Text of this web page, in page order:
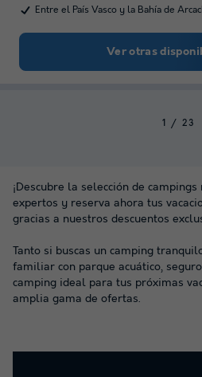
Entre el País Vasco y la Bahía de
Ver otras
1 2 3
¡Descubre la selección de
expertos y reserva ahora tus
gracias a nuestros descuentos
Tanto si buscas un camping
familiar con parque acuático,
camping ideal para tus próximas
amplia gama de ofertas.